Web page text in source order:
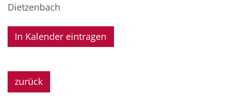
Dietzenbach
In Kalender eintragen
zurück